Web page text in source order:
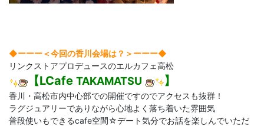
◆ーーー＜今回の香川会場は？＞ ーーー◆
リンクストアプロデュースのエルカフェ高松
【LCafe TAKAMATSU 】
香川・高松市内中心部での開催ですのでアクセスも抜群！
ラグジュアリーでありながら心地よく落ち着いた雰囲気
普段使いもできるcafe空間☆デート気分でお話を楽しんでいただ